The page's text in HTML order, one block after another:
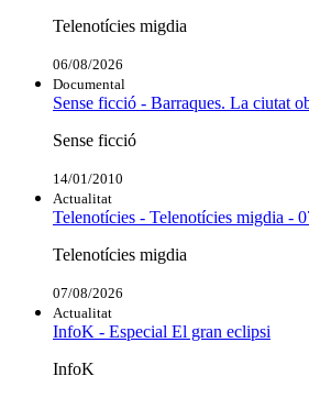
Telenotícies migdia
06/08/2026
Documental
Sense ficció - Barraques. La ciutat
Sense ficció
14/01/2010
Actualitat
Telenotícies - Telenotícies migdia -
Telenotícies migdia
07/08/2026
Actualitat
InfoK - Especial El gran eclipsi
InfoK